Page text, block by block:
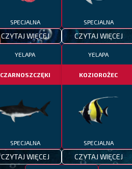
SPECJALNA
CZYTAJ WIĘCEJ
SPECJALNA
CZYTAJ WIĘCEJ
YELAPA
CZARNOSZCZĘKI
SPECJALNA
CZYTAJ WIĘCEJ
YELAPA
KOZIOROŻEC
SPECJALNA
CZYTAJ WIĘCEJ